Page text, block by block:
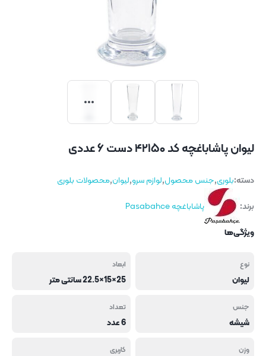
لیوان پاشاباغچه کد ۴۲۱۵۰ دست ۶ عددی
دسته:بلوری,جنس محصول,لوازم سرو,لیوان,محصولات بلوری
برند:
پاشاباغچه Pasabahce
ویژگی‌ها
نوع
لیوان
ابعاد
25×15×22.5 سانتی متر
جنس
شیشه
تعداد
6 عدد
وزن کاربری